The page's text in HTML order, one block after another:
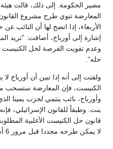
مصير الحكومة. إلى ذلك، قالت هيئة
المعارضة تنوي طرح مشروع
الأربعاء، إذا اتضح لها أن النائب عن
إشارة إلى أورباخ، أضافت: "تريد
وعدم تفويت الفرصة لحل الكنيست
حله".
ولفتت إلى أنه إذا تبين أن أورباخ
الكنيست، فإن المعارضة ستسحب
وأورباخ، نائب ينتمي لحزب يمينا
بنت. وطبقاً للقانون
قانون حل الكنيست الأغلبية
لا يمكن طرحه مجددا قبل مرور 6 أشهر على سقوط التصويت.